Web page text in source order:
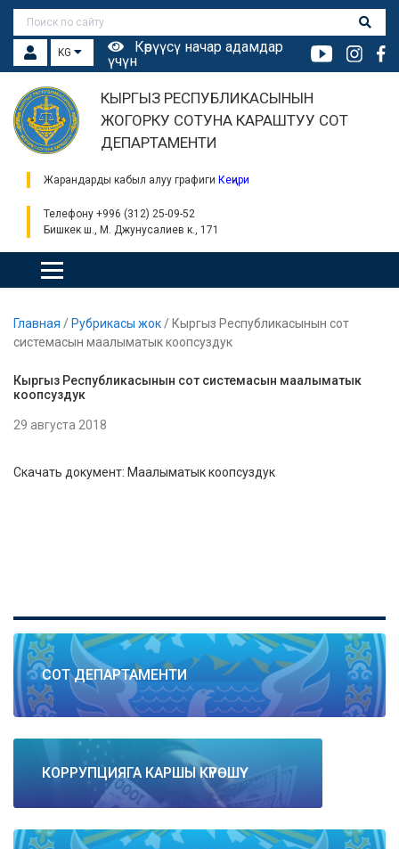
KG
Көрүүсү начар адамдар
үчүн
КЫРГЫЗ РЕСПУБЛИКАСЫНЫН
ЖОГОРКУ СОТУНА КАРАШТУУ СОТ
ДЕПАРТАМЕНТИ
Жарандарды кабыл алуу графиги Кеңири
Телефону +996 (312) 25-09-52
Бишкек ш., М. Джунусалиев к., 171
Главная / Рубрикасы жок / Кыргыз Республикасынын сот
системасын маалыматык коопсуздук
Кыргыз Республикасынын сот системасын маалыматык
коопсуздук
29 августа 2018
Скачать документ: Маалыматык коопсуздук
СОТ ДЕПАРТАМЕНТИ
КОРРУПЦИЯГА КАРШЫ КҮРӨШҮҮ